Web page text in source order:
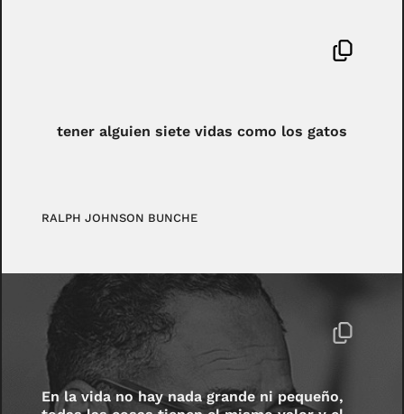
tener alguien siete vidas como los gatos
RALPH JOHNSON BUNCHE
En la vida no hay nada grande ni pequeño,